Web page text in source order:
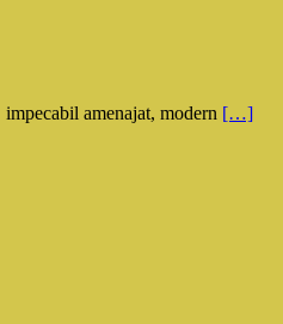
amenajat, modern […]